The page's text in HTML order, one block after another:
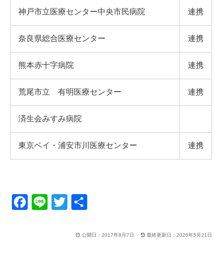
神戸市立医療センター中央市民病院 連携
奈良県総合医療センター 連携
熊本赤十字病院 連携
荒尾市立 有明医療センター 連携
済生会みすみ病院
東京ベイ・浦安市川医療センター 連携
F
Li
T
tt
公開日：2017年8月7日 最終更新日：2026年5月21日